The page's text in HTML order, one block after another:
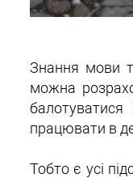
Знання мови
можна
працювати в
Тобто є усі